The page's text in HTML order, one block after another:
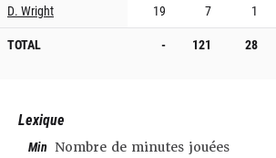
D. Wright
19 7 1
TOTAL
- 121 28
Lexique
Min Nombre de minutes jouées